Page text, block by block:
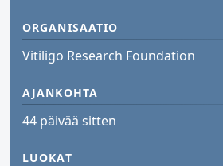
ORGANISAATIO
Vitiligo Research Foundation
AJANKOHTA
44 päivää sitten
LUOKAT